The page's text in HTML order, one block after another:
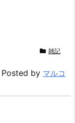
雑記
Posted by マルコ